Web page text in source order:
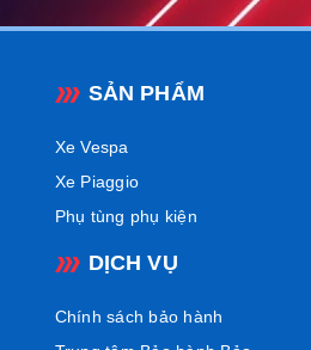
SẢN PHẨM
Xe Vespa
Xe Piaggio
Phụ tùng phụ kiện
DỊCH VỤ
Chính sách bảo hành